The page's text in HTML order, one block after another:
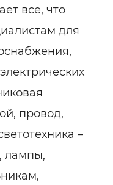
все, что
для
провод,
–
лампы,